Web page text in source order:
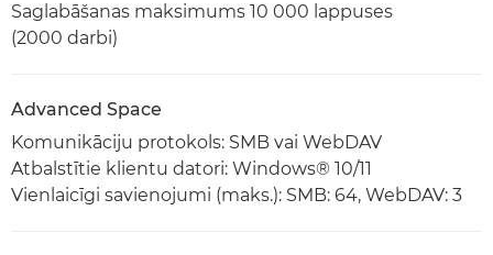
Saglabāšanas maksimums 10 000 lappuses
(2000 darbi)
Advanced Space
Komunikāciju protokols: SMB vai WebDAV
Atbalstītie klientu datori: Windows® 10/11
Vienlaicīgi savienojumi (maks.): SMB: 64, WebDAV: 3